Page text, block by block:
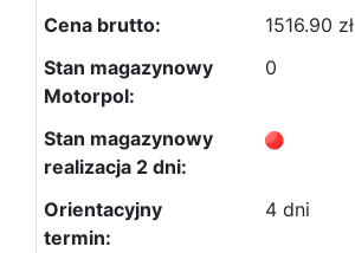
1516.90 zł
0
4 dni